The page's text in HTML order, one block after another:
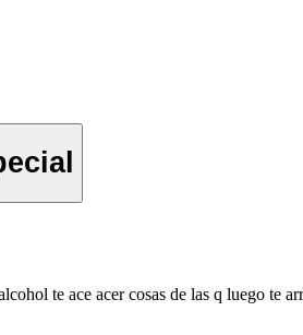
te ace acer cosas de las q luego te